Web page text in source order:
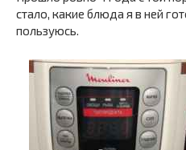
стало, какие блюда я в ней
пользуюсь.